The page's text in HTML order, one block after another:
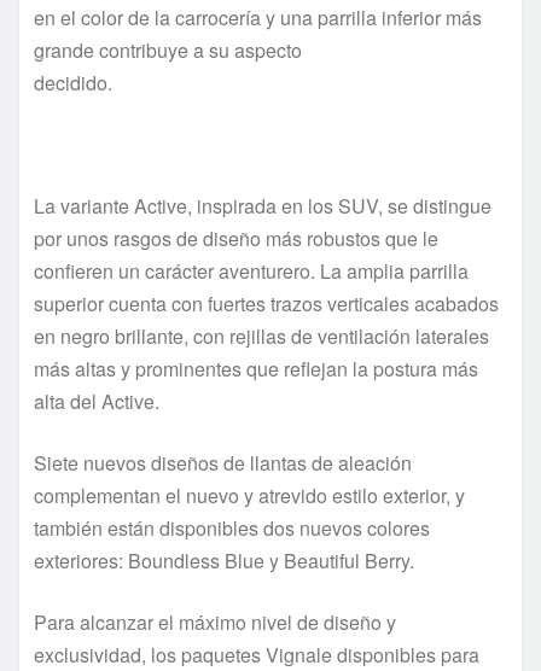
en el color de la carrocería y una parrilla inferior más
grande contribuye a su aspecto
decidido.
La variante Active, inspirada en los SUV, se distingue
por unos rasgos de diseño más robustos que le
confieren un carácter aventurero. La amplia parrilla
superior cuenta con fuertes trazos verticales acabados
en negro brillante, con rejillas de ventilación laterales
más altas y prominentes que reflejan la postura más
alta del Active.
Siete nuevos diseños de llantas de aleación
complementan el nuevo y atrevido estilo exterior, y
también están disponibles dos nuevos colores
exteriores: Boundless Blue y Beautiful Berry.
Para alcanzar el máximo nivel de diseño y
exclusividad, los paquetes Vignale disponibles para